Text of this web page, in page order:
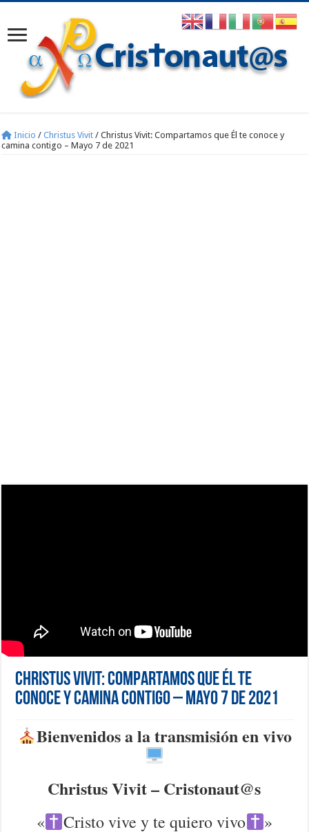
Inicio / Christus Vivit / Christus Vivit: Compartamos que Él te conoce y
camina contigo – Mayo 7 de 2021
Christus Vivit: Compartamos que Él te
conoce y camina contigo – Mayo 7 de 2021
Bienvenidos a la transmisión en vivo
Christus Vivit – Cristonaut@s
« Cristo vive y te quiero vivo
»